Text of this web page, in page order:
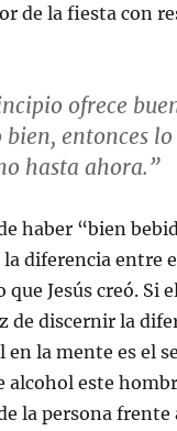
de la fiesta con
ofrece
entonces
hasta ahora.”
haber “bien
diferencia entre
Jesús creó. Si
de discernir la
la mente es el
alcohol este
la persona